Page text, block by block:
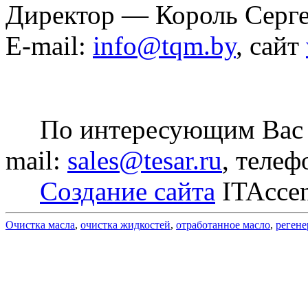
Директор — Король
E-mail: info@tqm.by, сайт
По интересующим Вас
mail: sales@tesar.ru,
Создание сайта
Очистка масла, очистка жидкостей, отработанное масло,